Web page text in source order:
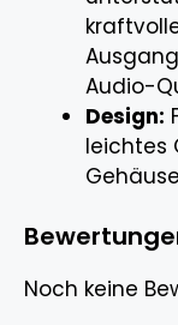
Audio-
Design:
leichtes
Noch keine